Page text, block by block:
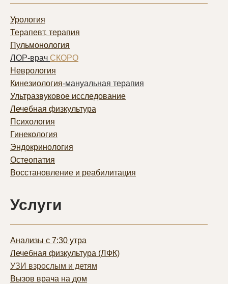
Урология
Терапевт, терапия
Пульмонология
ЛОР-врач СКОРО
Неврология
Кинезиология-мануальная терапия
Ультразвуковое исследование
Лечебная физкультура
Психология
Гинекология
Эндокринология
Остеопатия
Восстановление и реабилитация
Услуги
Анализы с 7:30 утра
Лечебная физкультура (ЛФК)
УЗИ взрослым и детям
Вызов врача на дом